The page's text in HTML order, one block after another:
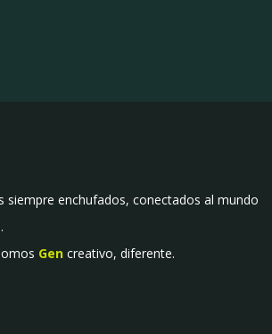
siempre enchufados, conectados al mundo
Gen creativo, diferente.